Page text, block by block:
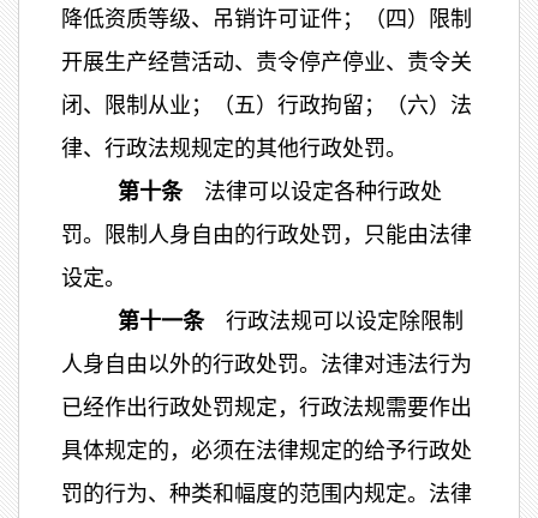
降低资质等级、吊销许可证件；（四）限制
开展生产经营活动、责令停产停业、责令关
闭、限制从业；（五）行政拘留；（六）法
律、行政法规规定的其他行政处罚。
第十条法律可以设定各种行政处
罚。限制人身自由的行政处罚，只能由法律
设定。
第十一条行政法规可以设定除限制
人身自由以外的行政处罚。法律对违法行为
已经作出行政处罚规定，行政法规需要作出
具体规定的，必须在法律规定的给予行政处
罚的行为、种类和幅度的范围内规定。法律